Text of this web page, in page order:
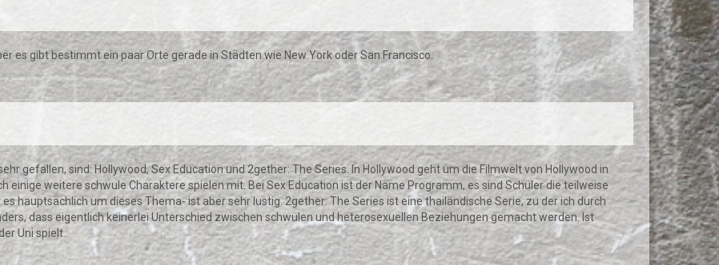
es gibt bestimmt ein paar Orte gerade in Städten wie New York oder San Francisco.
gefallen, sind: Hollywood, Sex Education und 2gether: The Series. In Hollywood geht um die Filmwelt von Hollywood in
einige weitere schwule Charaktere spielen mit. Bei Sex Education ist der Name Programm, es sind Schüler die teilweise
hauptsächlich um dieses Thema- ist aber sehr lustig. 2gether: The Series ist eine thailändische Serie, zu der ich durch
dass eigentlich keinerlei Unterschied zwischen schwulen und heterosexuellen Beziehungen gemacht werden. Ist
Uni spielt.